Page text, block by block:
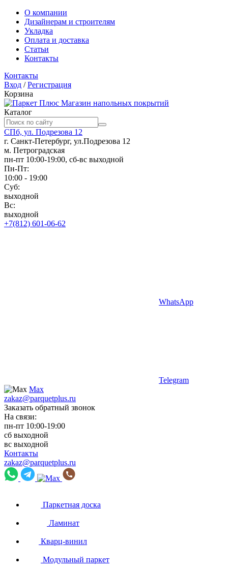
О компании
Дизайнерам и строителям
Укладка
Оплата и доставка
Статьи
Контакты
Контакты
Вход /Регистрация
Корзина
Магазин напольных покрытий
Каталог
СПб, ул. Подрезова 12
г. Санкт-Петербург, ул.Подрезова 12
м. Петроградская
пн-пт 10:00-19:00, сб-вс выходной
Пн-Пт:
10:00 - 19:00
Суб:
выходной
Вс:
выходной
+7(812) 601-06-62
WhatsApp
Telegram
Max
zakaz@parquetplus.ru
Заказать обратный звонок
На связи:
пн-пт 10:00-19:00
сб выходной
вс выходной
Контакты
zakaz@parquetplus.ru
Паркетная доска
Ламинат
Кварц-винил
Модульный паркет